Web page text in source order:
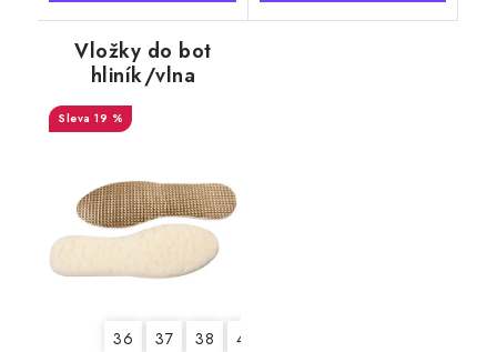
Vložky do bot
hliník/vlna
19 %
36 37 38 40